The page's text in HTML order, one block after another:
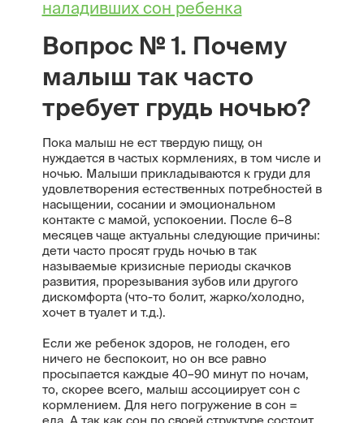
наладивших сон ребенка
Вопрос № 1. Почему
малыш так часто
требует грудь ночью?
Пока малыш не ест твердую пищу, он
нуждается в частых кормлениях, в том числе и
ночью. Малыши прикладываются к груди для
удовлетворения естественных потребностей в
насыщении, сосании и эмоциональном
контакте с мамой, успокоении. После 6–8
месяцев чаще актуальны следующие причины:
дети часто просят грудь ночью в так
называемые кризисные периоды скачков
развития, прорезывания зубов или другого
дискомфорта (что-то болит, жарко/холодно,
хочет в туалет и т.д.).
Если же ребенок здоров, не голоден, его
ничего не беспокоит, но он все равно
просыпается каждые 40–90 минут по ночам,
то, скорее всего, малыш ассоциирует сон с
кормлением. Для него погружение в сон =
еда. А так как сон по своей структуре состоит